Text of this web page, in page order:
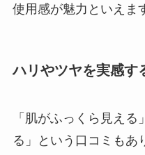
使用感が魅力といえま
ハリやツヤを実感す
「肌がふっくら見え
る」という口コミもあ